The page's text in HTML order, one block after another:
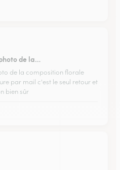
de la…
de la composition florale
par mail c'est le seul retour et
bien sûr